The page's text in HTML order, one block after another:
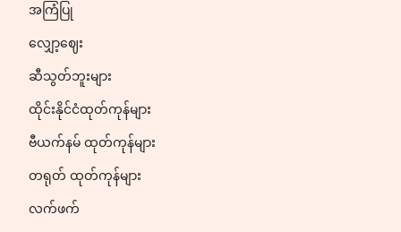
အကြံပြု
လျှော့ဈေး
ဆီသွတ်ဘူးများ
ထိုင်းနိုင်ငံထုတ်ကုန်များ
ဗီယက်နမ် ထုတ်ကုန်များ
တရုတ် ထုတ်ကုန်များ
လက်ဖက်